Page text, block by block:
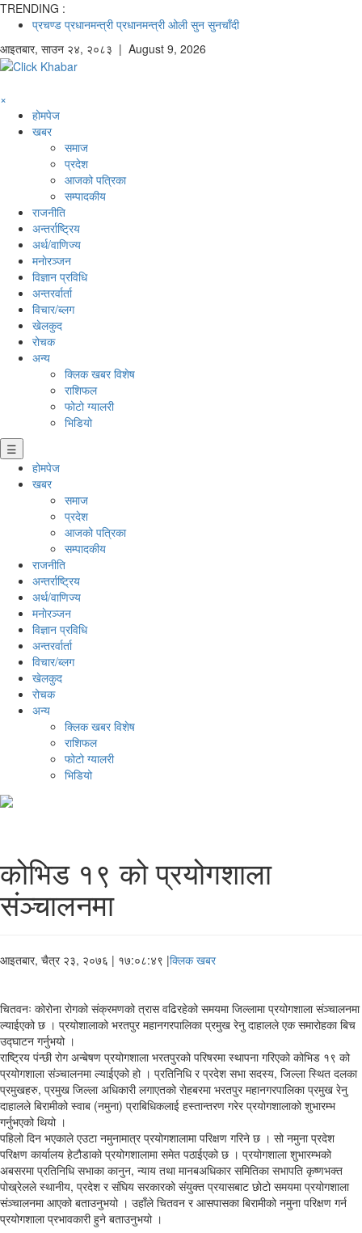
TRENDING :
प्रचण्ड प्रधानमन्त्री प्रधानमन्त्री ओली सुन सुनचाँदी
आइतबार, साउन २४, २०८३ | August 9, 2026
×
होमपेज
खबर
समाज
प्रदेश
आजको पत्रिका
सम्पादकीय
राजनीति
अन्तर्राष्ट्रिय
अर्थ/वाणिज्य
मनाेरञ्जन
विज्ञान प्रविधि
अन्तरर्वार्ता
विचार/ब्लग
खेलकुद
रोचक
अन्य
क्लिक खबर विशेष
राशिफल
फोटो ग्यालरी
भिडियो
☰
होमपेज
खबर
समाज
प्रदेश
आजको पत्रिका
सम्पादकीय
राजनीति
अन्तर्राष्ट्रिय
अर्थ/वाणिज्य
मनाेरञ्जन
विज्ञान प्रविधि
अन्तरर्वार्ता
विचार/ब्लग
खेलकुद
रोचक
अन्य
क्लिक खबर विशेष
राशिफल
फोटो ग्यालरी
भिडियो
कोभिड १९ को प्रयोगशाला
संञ्चालनमा
आइतबार, चैत्र २३, २०७६ | १७:०८:४९ |क्लिक खबर
चितवनः कोरोना रोगको संक्रमणको त्रास वढिरहेको समयमा जिल्लामा प्रयोगशाला संञ्चालनमा
ल्याईएको छ । प्रयोशालाको भरतपुर महानगरपालिका प्रमुख रेनु दाहालले एक समारोहका बिच
उद्घाटन गर्नुभयो ।
राष्ट्रिय पंन्छी रोग अन्बेषण प्रयोगशाला भरतपुरको परिषरमा स्थापना गरिएको कोभिड १९ को
प्रयोगशाला संञ्चालनमा ल्याईएको हो । प्रतिनिधि र प्रदेश सभा सदस्य, जिल्ला स्थित दलका
प्रमुखहरु, प्रमुख जिल्ला अधिकारी लगाएतको रोहबरमा भरतपुर महानगरपालिका प्रमुख रेनु
दाहालले बिरामीको स्वाब (नमुना) प्राबिधिकलाई हस्तान्तरण गरेर प्रयोगशालाको शुभारम्भ
गर्नुभएको थियो ।
पहिलो दिन भएकाले एउटा नमुनामात्र प्रयोगशालामा परिक्षण गरिने छ । सो नमुना प्रदेश
परिक्षण कार्यालय हेटौडाको प्रयोगशालामा समेत पठाईएको छ । प्रयोगशाला शुभारम्भको
अबसरमा प्रतिनिधि सभाका कानुन, न्याय तथा मानबअधिकार समितिका सभापति कृष्णभक्त
पोख्रेलले स्थानीय, प्रदेश र संघिय सरकारको संयुक्त प्रयासबाट छोटो समयमा प्रयोगशाला
संञ्चालनमा आएको बताउनुभयो । उहाँले चितवन र आसपासका बिरामीको नमुना परिक्षण गर्न
प्रयोगशाला प्रभावकारी हुने बताउनुभयो ।